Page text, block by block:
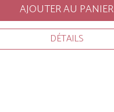
AJOUTER AU PANIER
DÉTAILS